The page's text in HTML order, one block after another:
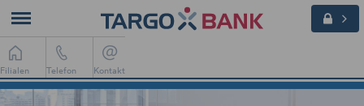
Filialen Telefon Kontakt